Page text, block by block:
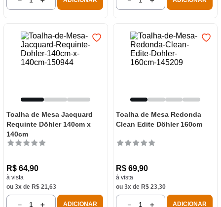
Toalha de Mesa Jacquard
Requinte Döhler 140cm x
140cm
R$ 64,90
à vista
ou 3x de R$ 21,63
＋
－ ADICIONAR
Toalha de Mesa Redonda
Clean Edite Döhler 160cm
R$ 69,90
à vista
ou 3x de R$ 23,30
＋
－ ADICIONAR